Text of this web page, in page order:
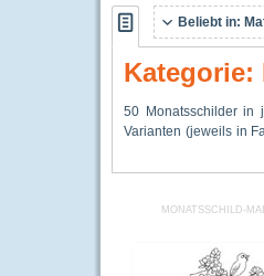
Beliebt in:
50 Monatsschilder in
Varianten (jeweils in
Umrisszeichung)
MONATSSCHILD-